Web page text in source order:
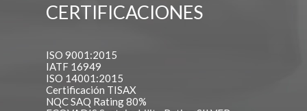
CERTIFICACIONES
ISO 9001:2015
IATF 16949
ISO 14001:2015
Certificación TISAX
NQC SAQ Rating 80%